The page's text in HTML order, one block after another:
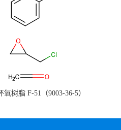
氧树脂 F-51（9003-36-5）